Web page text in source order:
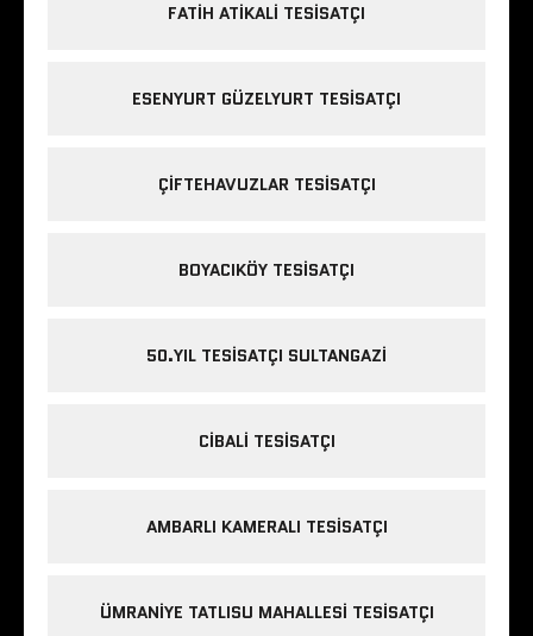
FATIH ATIKALI TESISATÇI
ESENYURT GÜZELYURT TESISATÇI
ÇIFTEHAVUZLAR TESISATÇI
BOYACIKÖY TESISATÇI
50.YIL TESISATÇI SULTANGAZI
CIBALI TESISATÇI
AMBARLI KAMERALI TESISATÇI
ÜMRANIYE TATLISU MAHALLESI TESISATÇI